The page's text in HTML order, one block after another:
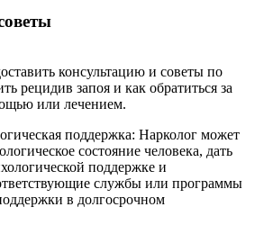
консультацию и советы по
рецидив запоя и как обратиться за
или лечением.
поддержка: Нарколог может
состояние человека, дать
поддержке и
службы или программы
в долгосрочном